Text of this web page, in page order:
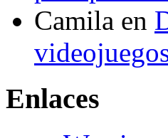
Camila en
Enlaces